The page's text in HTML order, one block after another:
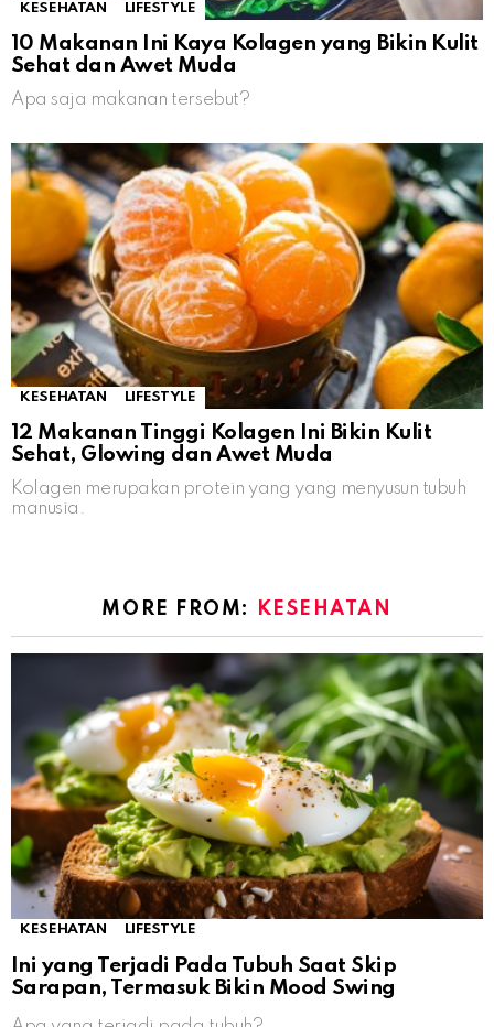
KESEHATAN LIFESTYLE
10 Makanan Ini Kaya Kolagen yang Bikin Kulit
Sehat dan Awet Muda
Apa saja makanan tersebut?
KESEHATAN LIFESTYLE
12 Makanan Tinggi Kolagen Ini Bikin Kulit
Sehat, Glowing dan Awet Muda
Kolagen merupakan protein yang yang menyusun tubuh
manusia.
MORE FROM: KESEHATAN
KESEHATAN LIFESTYLE
Ini yang Terjadi Pada Tubuh Saat Skip
Sarapan, Termasuk Bikin Mood Swing